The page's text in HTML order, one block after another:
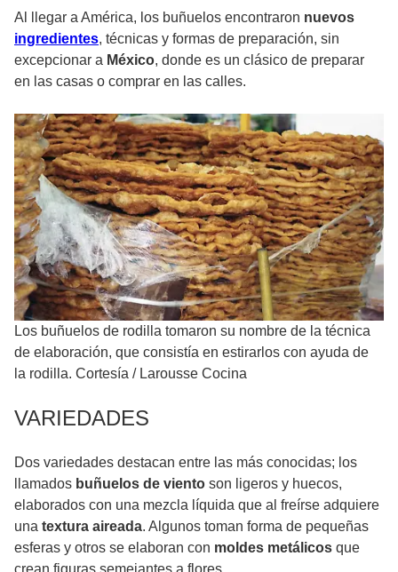
Al llegar a América, los buñuelos encontraron nuevos
ingredientes, técnicas y formas de preparación, sin
excepcionar a México, donde es un clásico de preparar
en las casas o comprar en las calles.
Los buñuelos de rodilla tomaron su nombre de la técnica
de elaboración, que consistía en estirarlos con ayuda de
la rodilla. Cortesía / Larousse Cocina
VARIEDADES
Dos variedades destacan entre las más conocidas; los
llamados buñuelos de viento son ligeros y huecos,
elaborados con una mezcla líquida que al freírse adquiere
una textura aireada. Algunos toman forma de pequeñas
esferas y otros se elaboran con moldes metálicos que